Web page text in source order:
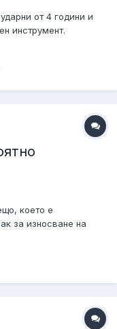
от 4 години и
инструмент.
Mapex-Venus-
което е
за износване на
че 1ва и
и 2ри фрет особено.